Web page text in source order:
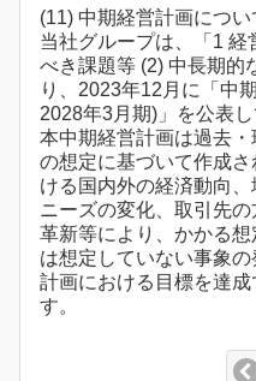
(11) 中期経営計画につい
当社グループは、「1 経
べき課題等 (2) 中長期的
り、2023年12月に「中
2028年3月期)」を公表し
本中期経営計画は過去
の想定に基づいて作成
ける国内外の経済動向
ニーズの変化、取引先
革新等により、かかる
は想定していない事象
計画における目標を達
す。